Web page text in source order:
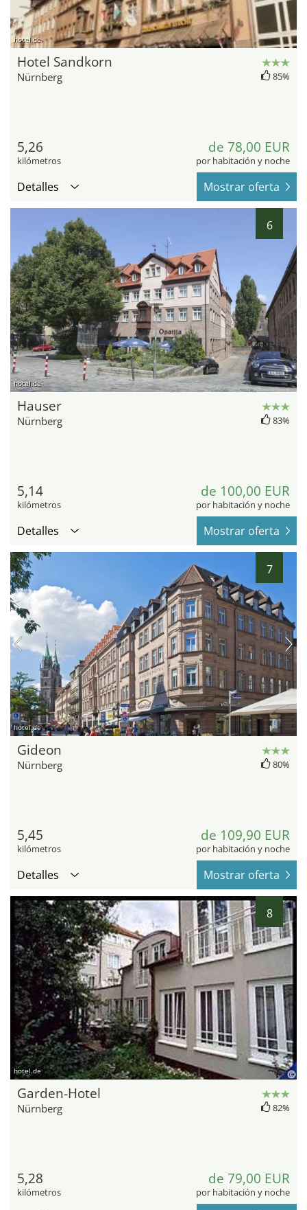
hotel.de
Hotel Sandkorn
Nürnberg 85%
5,26
kilómetros
de 78,00 EUR
por habitación y noche
Detalles Mostrar oferta
6
hotel.de
Hauser
Nürnberg 83%
5,14
kilómetros
de 100,00 EUR
por habitación y noche
Detalles Mostrar oferta
7
hotel.de
Gideon
Nürnberg 80%
5,45
kilómetros
de 109,90 EUR
por habitación y noche
Detalles Mostrar oferta
8
hotel.de
Garden-Hotel
Nürnberg 82%
5,28
kilómetros
de 79,00 EUR
por habitación y noche